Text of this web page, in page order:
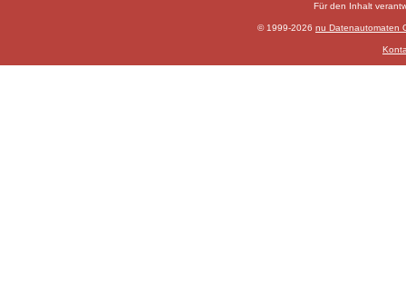
Für den Inhalt
© 1999-2026 nu Datenautomaten